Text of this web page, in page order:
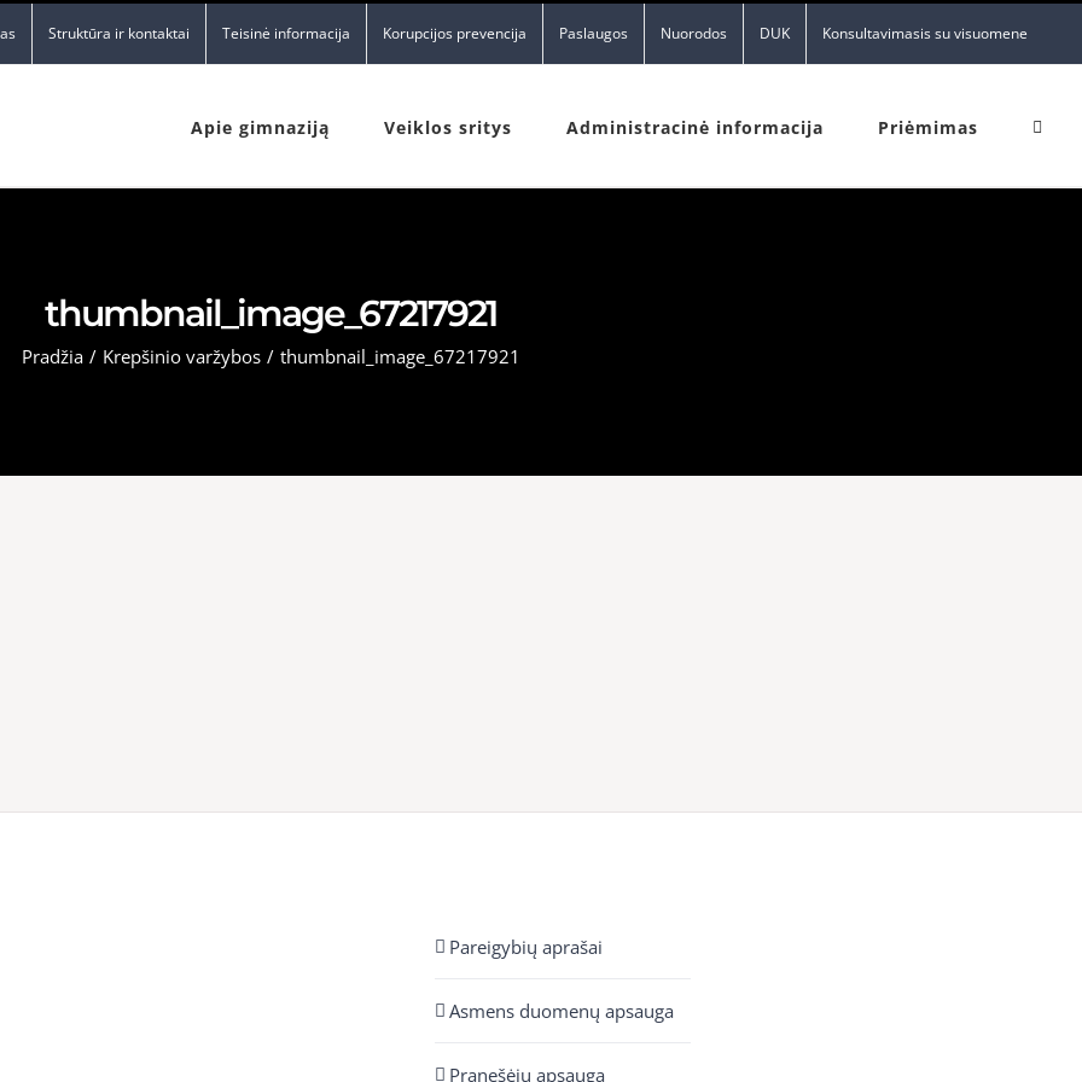
Struktūra ir kontaktai Teisinė informacija Korupcijos prevencija Paslaugos Nuorodos DUK Konsultavimasis su visuomene
Apie gimnaziją Veiklos sritys Administracinė informacija Priėmimas
thumbnail_image_67217921
Pradžia / Krepšinio varžybos / thumbnail_image_67217921
Pareigybių aprašai
Asmens duomenų apsauga
Pranešėjų apsauga